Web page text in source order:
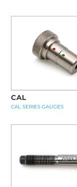
CAL
CAL SERIES GAUGES